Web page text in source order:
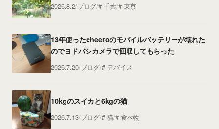
2026.8.2 ブログ 千葉 東京
13年使ったcheeroのモバイルバッテリーが壊れた
のでヨドバシカメラで回収してもらった
2026.7.20 ブログ デバイス
10kgのスイカと6kgの猫
2026.7.13 ブログ 猫 食べ物